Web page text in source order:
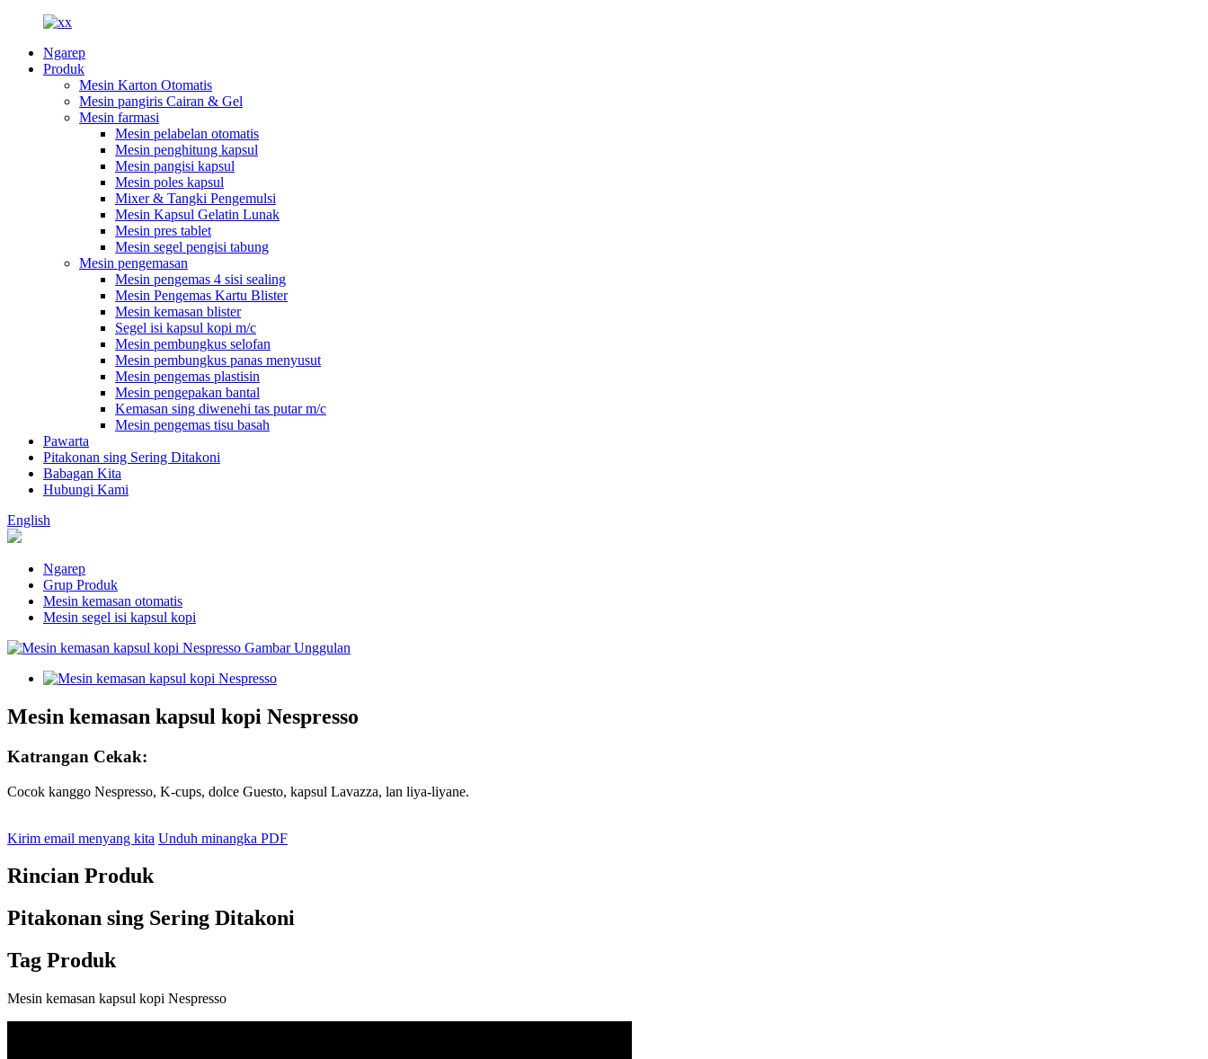
Ngarep
Produk
Mesin Karton Otomatis
Mesin pangiris Cairan & Gel
Mesin farmasi
Mesin pelabelan otomatis
Mesin penghitung kapsul
Mesin pangisi kapsul
Mesin poles kapsul
Mixer & Tangki Pengemulsi
Mesin Kapsul Gelatin Lunak
Mesin pres tablet
Mesin segel pengisi tabung
Mesin pengemasan
Mesin pengemas 4 sisi sealing
Mesin Pengemas Kartu Blister
Mesin kemasan blister
Segel isi kapsul kopi m/c
Mesin pembungkus selofan
Mesin pembungkus panas menyusut
Mesin pengemas plastisin
Mesin pengepakan bantal
Kemasan sing diwenehi tas putar m/c
Mesin pengemas tisu basah
Pawarta
Pitakonan sing Sering Ditakoni
Babagan Kita
Hubungi Kami
English
Ngarep
Grup Produk
Mesin kemasan otomatis
Mesin segel isi kapsul kopi
Mesin kemasan kapsul kopi Nespresso
Katrangan Cekak:
Cocok kanggo Nespresso, K-cups, dolce Guesto, kapsul Lavazza, lan liya-liyane.
Kirim email menyang kita Unduh minangka PDF
Rincian Produk
Pitakonan sing Sering Ditakoni
Tag Produk
Mesin kemasan kapsul kopi Nespresso